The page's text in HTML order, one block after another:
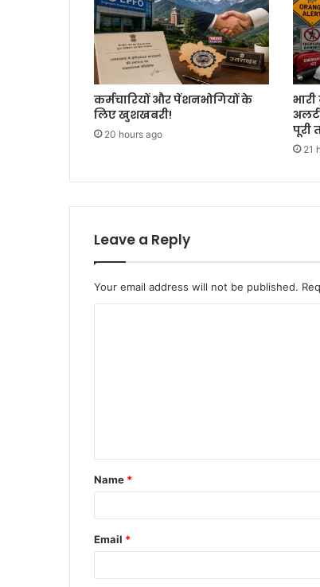
कर्मचारियों और पेंशनभोगियों के
लिए खुशखबरी!
20 hours ago
पूरी
21
Leave a Reply
Your email address will not be published.
t
*
Name *
Email *